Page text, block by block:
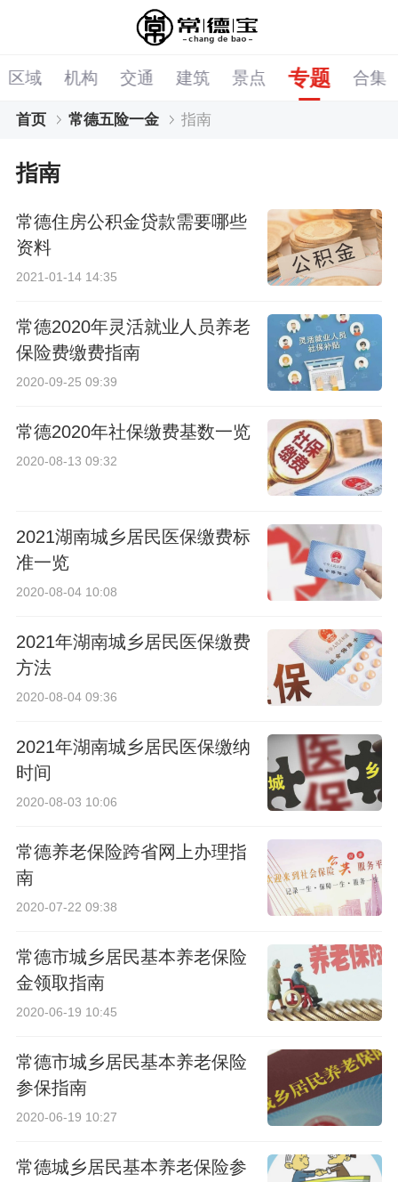
区域 机构 交通 建筑 景点 专题 合集
首页 常德五险一金 指南
指南
常德住房公积金贷款需要哪些
资料
2021-01-14 14:35
常德2020年灵活就业人员养老
保险费缴费指南
2020-09-25 09:39
常德2020年社保缴费基数一览
2020-08-13 09:32
2021湖南城乡居民医保缴费标
准一览
2020-08-04 10:08
2021年湖南城乡居民医保缴费
方法
2020-08-04 09:36
2021年湖南城乡居民医保缴纳
时间
2020-08-03 10:06
常德养老保险跨省网上办理指
南
2020-07-22 09:38
常德市城乡居民基本养老保险
金领取指南
2020-06-19 10:45
常德市城乡居民基本养老保险
参保指南
2020-06-19 10:27
常德城乡居民基本养老保险参